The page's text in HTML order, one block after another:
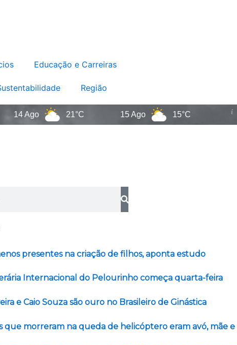
Educação e Carreiras
Região
Ago 21°C 15 Ago 15°C
presentes na criação de filhos, aponta estudo
Internacional do Pelourinho começa quarta-feira
e Caio Souza são ouro no Brasileiro de Ginástica
que morreram na queda de helicóptero eram avó, mãe